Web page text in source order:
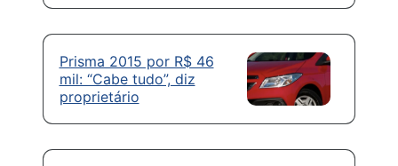
Prisma 2015 por R$ 46
mil: “Cabe tudo”, diz
proprietário